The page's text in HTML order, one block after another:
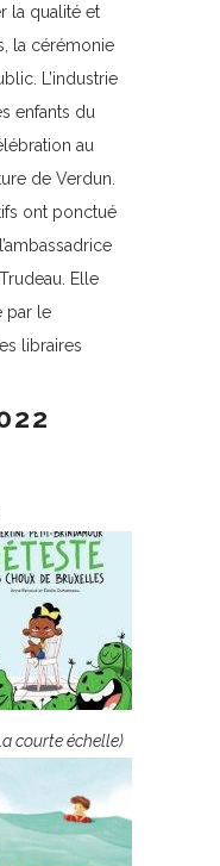
la qualité et
la cérémonie
L’industrie
enfants du
au
de Verdun.
ont ponctué
Elle
par le
libraires
courte échelle)